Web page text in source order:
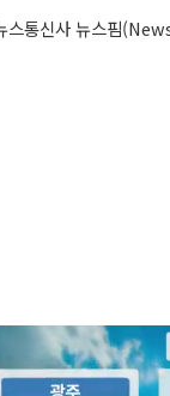
스통신사 뉴스핌